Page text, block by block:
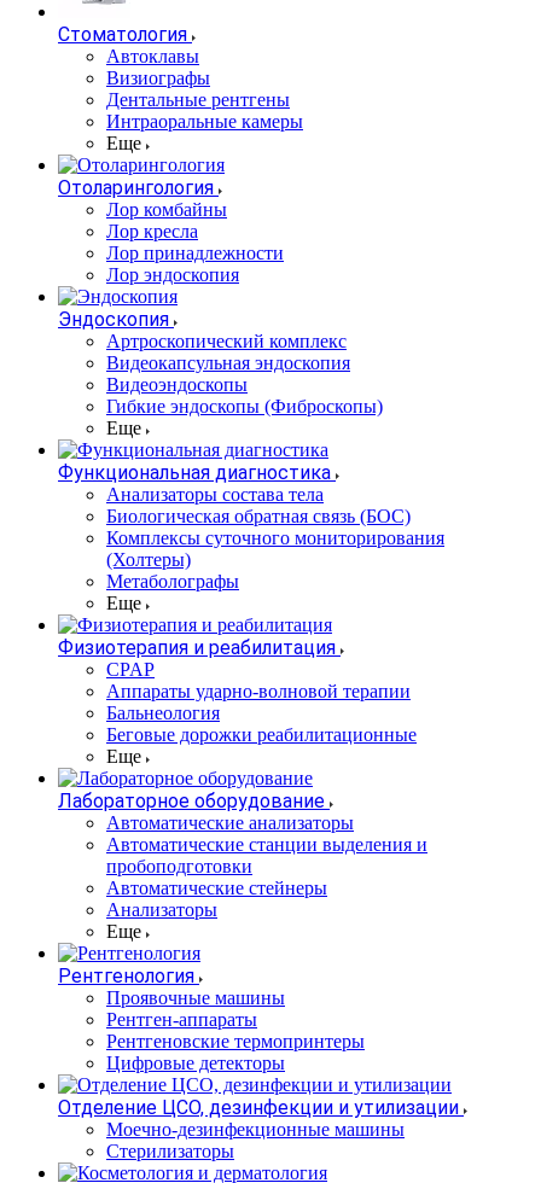
Стоматология
Автоклавы
Визиографы
Дентальные рентгены
Интраоральные камеры
Еще
Отоларингология
Лор комбайны
Лор кресла
Лор принадлежности
Лор эндоскопия
Эндоскопия
Артроскопический комплекс
Видеокапсульная эндоскопия
Видеоэндоскопы
Гибкие эндоскопы (Фиброcкопы)
Еще
Функциональная диагностика
Анализаторы состава тела
Биологическая обратная связь (БОС)
Комплексы суточного мониторирования
(Холтеры)
Метаболографы
Еще
Физиотерапия и реабилитация
CPAP
Аппараты ударно-волновой терапии
Бальнеология
Беговые дорожки реабилитационные
Еще
Лабораторное оборудование
Автоматические анализаторы
Автоматические станции выделения и
пробоподготовки
Автоматические стейнеры
Анализаторы
Еще
Рентгенология
Проявочные машины
Рентген-аппараты
Рентгеновские термопринтеры
Цифровые детекторы
Отделение ЦСО, дезинфекции и утилизации
Моечно-дезинфекционные машины
Стерилизаторы